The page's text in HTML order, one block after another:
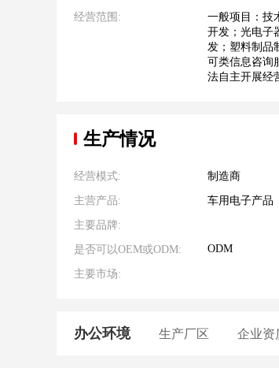
经营范围:
一般项目：技
开发；光电子
发；塑料制品
可类信息咨询
法自主开展经
生产情况
经营模式:
制造商
主营产品:
车用电子产品
主要品牌:
是否可以OEM或ODM:
ODM
主要市场:
办公环境 生产厂区 企业资